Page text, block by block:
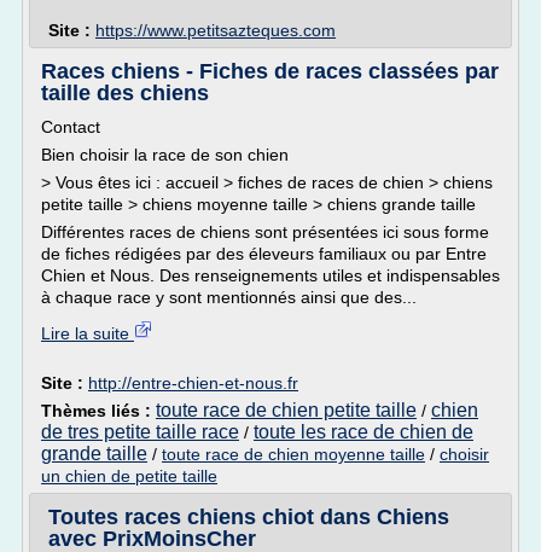
Site : https://www.petitsazteques.com
Races chiens - Fiches de races classées par
taille des chiens
Contact
Bien choisir la race de son chien
> Vous êtes ici : accueil > fiches de races de chien > chiens
petite taille > chiens moyenne taille > chiens grande taille
Différentes races de chiens sont présentées ici sous forme
de fiches rédigées par des éleveurs familiaux ou par Entre
Chien et Nous. Des renseignements utiles et indispensables
à chaque race y sont mentionnés ainsi que des...
Lire la suite
Site : http://entre-chien-et-nous.fr
Thèmes liés : toute race de chien petite taille / chien
de tres petite taille race / toute les race de chien de
grande taille / toute race de chien moyenne taille / choisir
un chien de petite taille
Toutes races chiens chiot dans Chiens
avec PrixMoinsCher